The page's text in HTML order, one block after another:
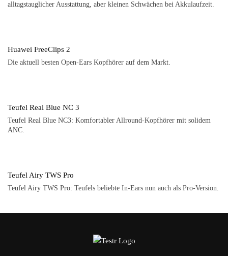
alltagstauglicher Ausstattung, aber kleinen Schwächen bei Akkulaufzeit.
Huawei FreeClips 2
Die aktuell besten Open-Ears Kopfhörer auf dem Markt.
Teufel Real Blue NC 3
Teufel Real Blue NC3: Komfortabler Allround-Kopfhörer mit solidem
ANC.
Teufel Airy TWS Pro
Teufel Airy TWS Pro: Teufels beliebte In-Ears nun auch als Pro-Version.